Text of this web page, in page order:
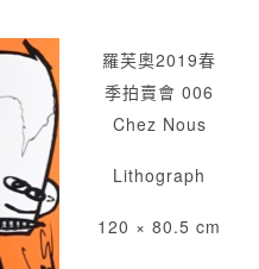
羅芙奧2019春
季拍賣會 006
Chez Nous
Lithograph
120 × 80.5 cm